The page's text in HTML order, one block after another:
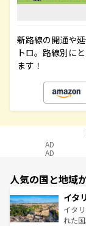
新路線の開通や
トロ。路線別に
ます！
AD
AD
人気の国と地域
イタ
イタ
れた国